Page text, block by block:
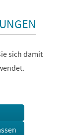
sich damit